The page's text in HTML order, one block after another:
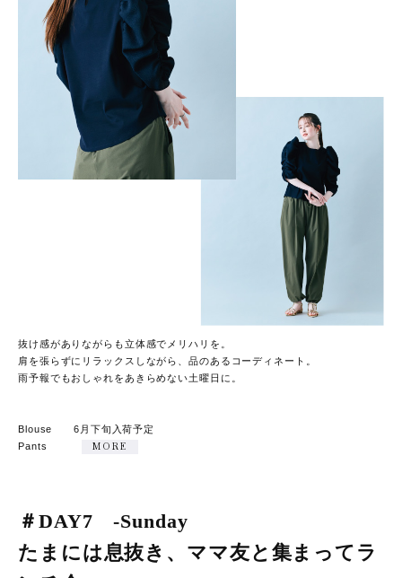
抜け感がありながらも立体感でメリハリを。
肩を張らずにリラックスしながら、品のあるコーディネート。
雨予報でもおしゃれをあきらめない土曜日に。
Blouse 6月下旬入荷予定
Pants
MORE
＃DAY7 -Sunday
たまには息抜き、ママ友と集まってラ